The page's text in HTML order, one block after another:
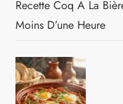
Recette Coq À La
Moins D’une Heure